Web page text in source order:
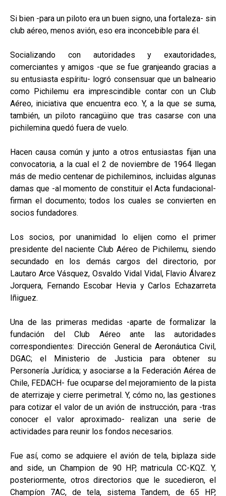
Si bien -para un piloto era un buen signo, una fortaleza- sin
club aéreo, menos avión, eso era inconcebible para él.
Socializando con autoridades y exautoridades,
comerciantes y amigos -que se fue granjeando gracias a
su entusiasta espíritu- logró consensuar que un balneario
como Pichilemu era imprescindible contar con un Club
Aéreo, iniciativa que encuentra eco. Y, a la que se suma,
también, un piloto rancagüino que tras casarse con una
pichilemina quedó fuera de vuelo.
Hacen causa común y junto a otros entusiastas fijan una
convocatoria, a la cual el 2 de noviembre de 1964 llegan
más de medio centenar de pichileminos, incluidas algunas
damas que -al momento de constituir el Acta fundacional-
firman el documento; todos los cuales se convierten en
socios fundadores.
Los socios, por unanimidad lo elijen como el primer
presidente del naciente Club Aéreo de Pichilemu, siendo
secundado en los demás cargos del directorio, por
Lautaro Arce Vásquez, Osvaldo Vidal Vidal, Flavio Álvarez
Jorquera, Fernando Escobar Hevia y Carlos Echazarreta
Iñiguez.
Una de las primeras medidas -aparte de formalizar la
fundación del Club Aéreo ante las autoridades
correspondientes: Dirección General de Aeronáutica Civil,
DGAC; el Ministerio de Justicia para obtener su
Personería Jurídica; y asociarse a la Federación Aérea de
Chile, FEDACH- fue ocuparse del mejoramiento de la pista
de aterrizaje y cierre perimetral. Y, cómo no, las gestiones
para cotizar el valor de un avión de instrucción, para -tras
conocer el valor aproximado- realizan una serie de
actividades para reunir los fondos necesarios.
Fue así, como se adquiere el avión de tela, biplaza side
and side, un Champion de 90 HP, matricula CC-KQZ. Y,
posteriormente, otros directorios que le sucedieron, el
Champíon 7AC, de tela, sistema Tandem, de 65 HP,